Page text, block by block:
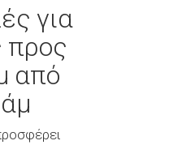
για
προς
από